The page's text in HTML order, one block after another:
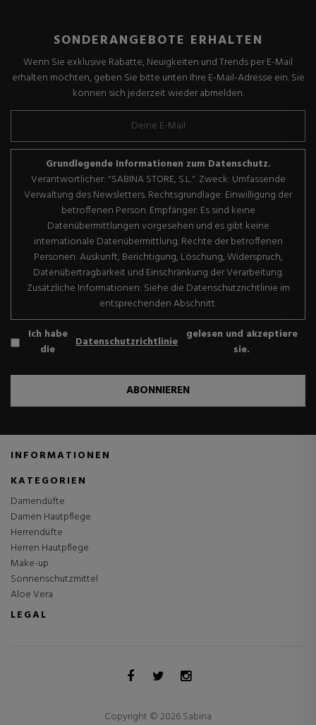
SONDERANGEBOTE ERHALTEN
Wenn Sie exklusive Rabatte, Neuigkeiten und Trends per E-Mail
erhalten möchten, geben Sie bitte unten Ihre E-Mail-Adresse ein. Sie
können sich jederzeit wieder abmelden.
Grundlegende Informationen zum Datenschutz.
Verantwortlicher: "SABINA STORE, S.L.". Zweck: Umfassende
Verwaltung des Newsletters. Rechtsgrundlage: Einwilligung der
betroffenen Person. Empfänger: Es sind keine
Datenübermittlungen vorgesehen und es gibt keine
internationale Datenübermittlung. Rechte der betroffenen
Personen: Auskunft, Berichtigung, Löschung, Widerspruch,
Datenübertragbarkeit und Einschränkung der Verarbeitung.
Zusätzliche Informationen: Siehe die Datenschutzrichtlinie im
entsprechenden Abschnitt.
Ich habe
die
Datenschutzrichtlinie gelesen und akzeptiere
sie.
ABONNIEREN
INFORMATIONEN
KATEGORIEN
Damendüfte
Damen Hautpflege
Herrendüfte
Herren Hautpflege
Make-up
Sonnenschutzmittel
Aloe Vera
LEGAL
Copyright © 2026 Sabina